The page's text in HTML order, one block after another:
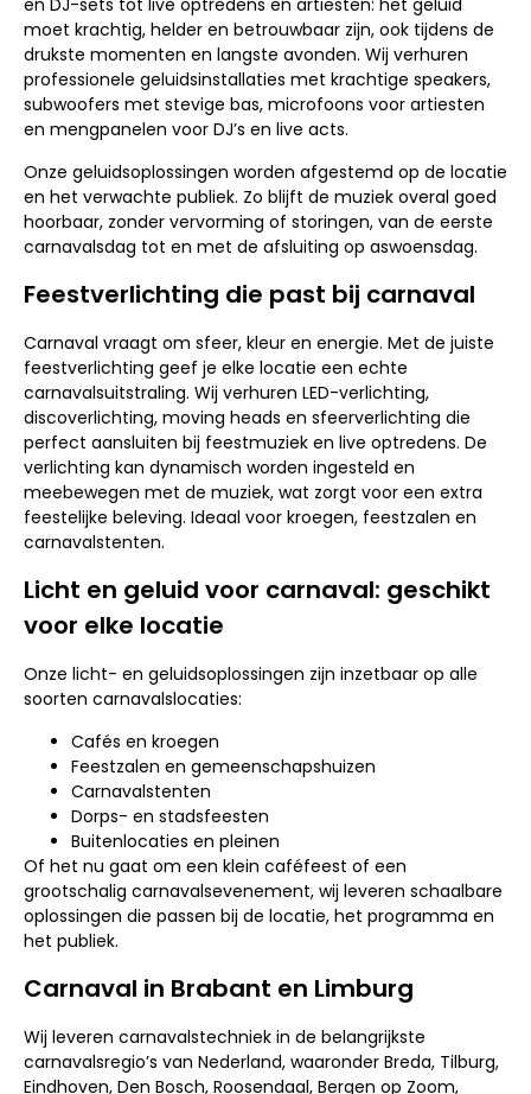
en DJ-sets tot live optredens en artiesten: het geluid
moet krachtig, helder en betrouwbaar zijn, ook tijdens de
drukste momenten en langste avonden. Wij verhuren
professionele geluidsinstallaties met krachtige speakers,
subwoofers met stevige bas, microfoons voor artiesten
en mengpanelen voor DJ’s en live acts.
Onze geluidsoplossingen worden afgestemd op de locatie
en het verwachte publiek. Zo blijft de muziek overal goed
hoorbaar, zonder vervorming of storingen, van de eerste
carnavalsdag tot en met de afsluiting op aswoensdag.
Feestverlichting die past bij carnaval
Carnaval vraagt om sfeer, kleur en energie. Met de juiste
feestverlichting geef je elke locatie een echte
carnavalsuitstraling. Wij verhuren LED-verlichting,
discoverlichting, moving heads en sfeerverlichting die
perfect aansluiten bij feestmuziek en live optredens. De
verlichting kan dynamisch worden ingesteld en
meebewegen met de muziek, wat zorgt voor een extra
feestelijke beleving. Ideaal voor kroegen, feestzalen en
carnavalstenten.
Licht en geluid voor carnaval: geschikt
voor elke locatie
Onze licht- en geluidsoplossingen zijn inzetbaar op alle
soorten carnavalslocaties:
Cafés en kroegen
Feestzalen en gemeenschapshuizen
Carnavalstenten
Dorps- en stadsfeesten
Buitenlocaties en pleinen
Of het nu gaat om een klein caféfeest of een
grootschalig carnavalsevenement, wij leveren schaalbare
oplossingen die passen bij de locatie, het programma en
het publiek.
Carnaval in Brabant en Limburg
Wij leveren carnavalstechniek in de belangrijkste
carnavalsregio’s van Nederland, waaronder Breda, Tilburg,
Eindhoven, Den Bosch, Roosendaal, Bergen op Zoom,